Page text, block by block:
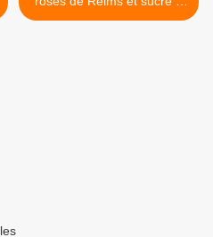
la framboise >